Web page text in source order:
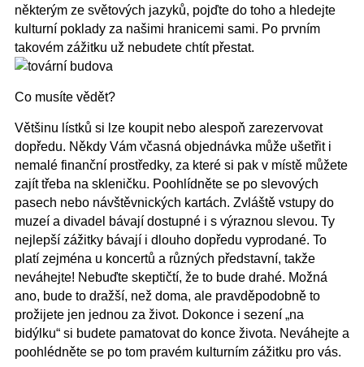
některým ze světových jazyků, pojďte do toho a hledejte
kulturní poklady za našimi hranicemi sami. Po prvním
takovém zážitku už nebudete chtít přestat.
Co musíte vědět?
Většinu lístků si lze koupit nebo alespoň zarezervovat
dopředu. Někdy Vám včasná objednávka může ušetřit i
nemalé finanční prostředky, za které si pak v místě můžete
zajít třeba na skleničku. Poohlídněte se po slevových
pasech nebo návštěvnických kartách. Zvláště vstupy do
muzeí a divadel bávají dostupné i s výraznou slevou. Ty
nejlepší zážitky bávají i dlouho dopředu vyprodané. To
platí zejména u koncertů a různých představní, takže
neváhejte! Nebuďte skeptičtí, že to bude drahé. Možná
ano, bude to dražší, než doma, ale pravděpodobně to
prožijete jen jednou za život. Dokonce i sezení „na
bidýlku“ si budete pamatovat do konce života. Neváhejte a
poohlédněte se po tom pravém kulturním zážitku pro vás.